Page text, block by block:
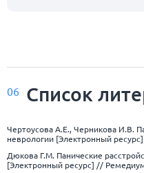
06 Список
Чертоусова А.Е., Черникова И.В.
неврологии [Электронный
Дюкова Г.М. Панические
[Электронный ресурс] //